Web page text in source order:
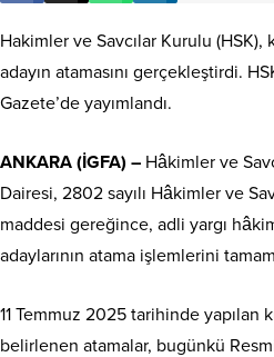
Hakimler ve Savcılar Kurulu
adayın atamasını gerçekleştirdi.
Gazete’de yayımlandı.
ANKARA (İGFA) – Hâkimler ve
Dairesi, 2802 sayılı Hâkimler ve
maddesi gereğince, adli yargı
adaylarının atama işlemlerini
11 Temmuz 2025 tarihinde yapılan
belirlenen atamalar, bugünkü